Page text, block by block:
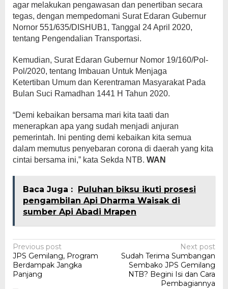
agar melakukan pengawasan dan penertiban secara
tegas, dengan mempedomani Surat Edaran Gubernur
Nornor 551/635/DISHUB1, Tanggal 24 April 2020,
tentang Pengendalian Transportasi.
Kemudian, Surat Edaran Gubernur Nomor 19/160/Pol-
Pol/2020, tentang Imbauan Untuk Menjaga
Ketertiban Umum dan Kerentraman Masyarakat Pada
Bulan Suci Ramadhan 1441 H Tahun 2020.
“Demi kebaikan bersama mari kita taati dan
menerapkan apa yang sudah menjadi anjuran
pemerintah. Ini penting demi kebaikan kita semua
dalam memutus penyebaran corona di daerah yang kita
cintai bersama ini,” kata Sekda NTB. WAN
Baca Juga :
Puluhan biksu ikuti prosesi
pengambilan Api Dharma Waisak di
sumber Api Abadi Mrapen
Post
navigation
Previous post
JPS Gemilang, Program
Berdampak Jangka
Panjang
Next post
Sudah Terima Sumbangan
Sembako JPS Gemilang
NTB? Begini Isi dan Cara
Pembagiannya